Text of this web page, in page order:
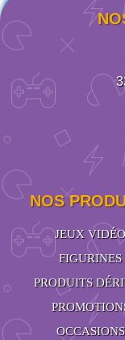
NOS
JEUX VIDÉO
FIGURINES
PRODUITS
OCCASIONS